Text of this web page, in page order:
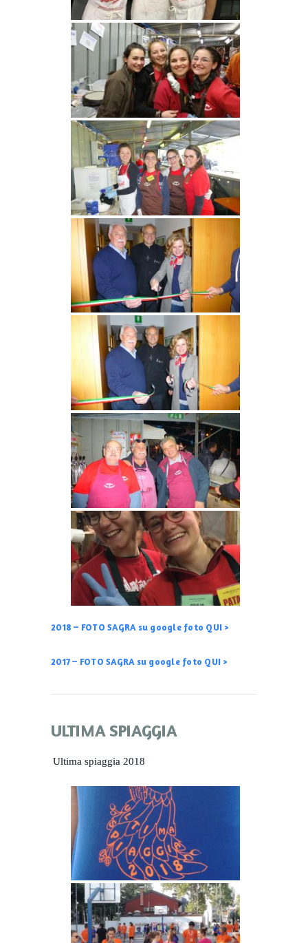
2018 – FOTO SAGRA su google foto QUI >
2017 – FOTO SAGRA su google foto QUI >
ULTIMA SPIAGGIA
Ultima spiaggia 2018